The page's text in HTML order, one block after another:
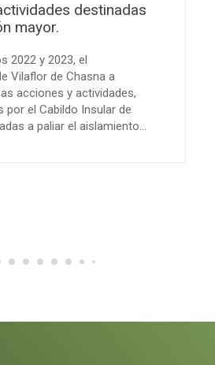
destinadas
mayor.
2022 y 2023, el
Vilaflor de Chasna a
acciones y actividades,
por el Cabildo Insular de
a paliar el aislamiento...